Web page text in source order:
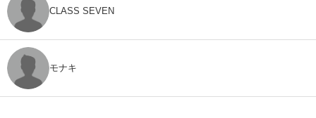
CLASS SEVEN
モナキ